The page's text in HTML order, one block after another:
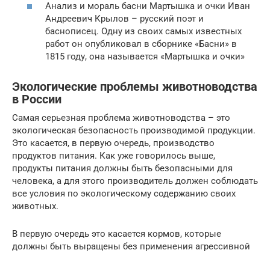
Анализ и мораль басни Мартышка и очки Иван
Андреевич Крылов – русский поэт и
баснописец. Одну из своих самых известных
работ он опубликовал в сборнике «Басни» в
1815 году, она называется «Мартышка и очки»
Экологические проблемы животноводства
в России
Самая серьезная проблема животноводства – это
экологическая безопасность производимой продукции.
Это касается, в первую очередь, производство
продуктов питания. Как уже говорилось выше,
продукты питания должны быть безопасными для
человека, а для этого производитель должен соблюдать
все условия по экологическому содержанию своих
животных.
В первую очередь это касается кормов, которые
должны быть выращены без применения агрессивной